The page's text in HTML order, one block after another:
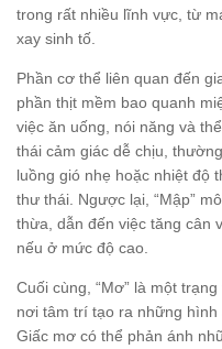
trong rất nhiều lĩnh vực, từ
xay sinh tố.
Phần cơ thể liên quan đến
phần thịt mềm bao quanh
việc ăn uống, nói năng và
thái cảm giác dễ chịu,
luồng gió nhẹ hoặc nhiệt độ
thư thái. Ngược lại, “Mập”
thừa, dẫn đến việc tăng cân
nếu ở mức độ cao.
Cuối cùng, “Mơ” là một
nơi tâm trí tạo ra những hình
Giấc mơ có thể phản ánh